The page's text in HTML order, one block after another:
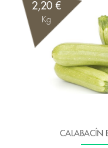
CALABACÍN
2,20 €
Kg